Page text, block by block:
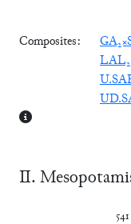
Composites:
Ⅱ.
541